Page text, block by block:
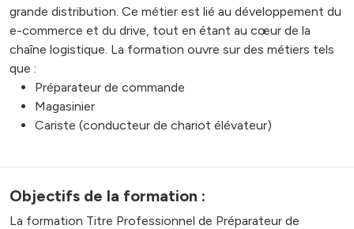
grande distribution. Ce métier est lié au développement du
e-commerce et du drive, tout en étant au cœur de la
chaîne logistique. La formation ouvre sur des métiers tels
que :
Préparateur de commande
Magasinier
Cariste (conducteur de chariot élévateur)
Objectifs de la formation :
La formation Titre Professionnel de Préparateur de